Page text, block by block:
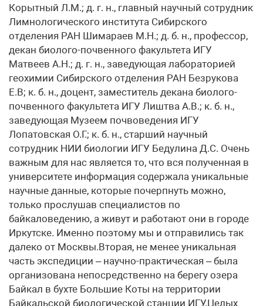
Корытный Л.М.; д. г. н., главный научный сотрудник
Лимнологического института Сибирского
отделения РАН Шимараев М.Н.; д. б. н., профессор,
декан биолого-почвенного факультета ИГУ
Матвеев А.Н.; д. г. н., заведующая лабораторией
геохимии Сибирского отделения РАН Безрукова
Е.В; к. б. н., доцент, заместитель декана биолого-
почвенного факультета ИГУ Лиштва А.В.; к. б. н.,
заведующая Музеем почвоведения ИГУ
Лопатовская О.Г.; к. б. н., старший научный
сотрудник НИИ биологии ИГУ Бедулина Д.С. Очень
важным для нас является то, что вся полученная в
университете информация содержала уникальные
научные данные, которые почерпнуть можно,
только прослушав специалистов по
байкаловедению, а живут и работают они в городе
Иркутске. Именно поэтому мы и отправились так
далеко от Москвы.Вторая, не менее уникальная
часть экспедиции – научно-практическая – была
организована непосредственно на берегу озера
Байкал в бухте Большие Коты на территории
Байкальской биологической станции ИГУ.Целых